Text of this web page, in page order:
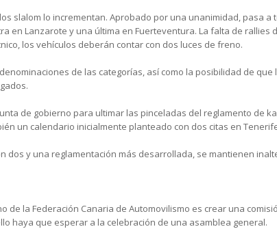
slalom lo incrementan. Aprobado por una unanimidad, pasa
en Lanzarote y una última en Fuerteventura. La falta de
los vehículos deberán contar con dos luces de freno.
de las categorías, así como la posibilidad de
de gobierno para ultimar las pinceladas del reglamento de
un calendario inicialmente planteado con dos citas en
dos y una reglamentación más desarrollada, se mantienen
de la Federación Canaria de Automovilismo es crear una
haya que esperar a la celebración de una asamblea general.